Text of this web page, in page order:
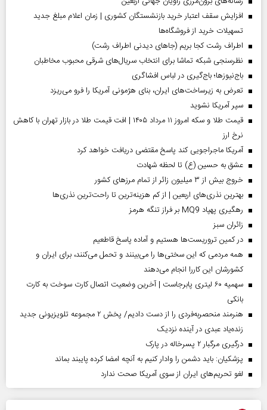
افزایش سقف اعتبار خرید بازنشستگان کشوری | زمان اعلام مبلغ جدید
تسهیلات خرید از فروشگاه‌ها
اطراف رشت کجا بریم (جاهای دیدنی اطراف رشت)
نظرسنجی شبکه تماشا برای انتخاب سریال‌های شرقی محبوب مخاطبان
باج‌نیوزها؛ باج‌گیری در لباس افشاگری
تعرض به زیرساخت‌های ایران، بنای هژمونی آمریکا را فرو می‌ریزد
سپر آمریکا نشوید
قیمت طلا و سکه امروز ۱۱ مرداد ۱۴۰۵ | افت قیمت طلا در بازار تهران با کاهش
نرخ ارز
آمریکا ماجراجویی کند پاسخ مقتضی دریافت خواهد کرد
عشق به حسین (ع) تا لحظه شهادت
خروج بیش از ۳ میلیون زائر از تمام مرز‌های کشور
بهترین نذری‌های اربعین | از کم هزینه‌ترین تا راحت‌ترین نذری‌ها
رهگیری پهپاد MQ9 بر فراز تنگه هرمز
‌زائران سبز
در کمین تروریست‌ها هستیم و آماده پاسخ قاطعیم
همه مردمی که این سختی‌ها را می‌بینند و تحمل می‌کنند، برای ایران و
کشورشان این کاررا انجام می‌دهند
سهمیه ۶۰ لیتری پابرجاست | آخرین وضعیت اتصال کارت سوخت به کارت
بانکی
هنرمند منحصر‌به‌فردی را از دست دادیم/ پخش ۲ مجموعه تلویزیونی جدید
زنده‌یاد عبدی در آینده نزدیک
درگیری مرگبار ۲ پسرخاله در پارک
پزشکیان: باید دشمن را وادار کنیم به آنچه امضا کرده پایبند بماند
لغو تحریم‌های ایران از سوی آمریکا صحت ندارد